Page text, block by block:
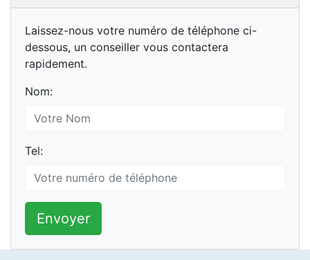
Laissez-nous votre numéro de téléphone ci-
dessous, un conseiller vous contactera
rapidement.
Nom:
Tel:
Envoyer